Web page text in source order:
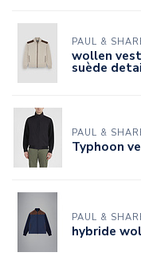
PAUL &
wollen
suède
PAUL &
Typhoon
PAUL &
hybride